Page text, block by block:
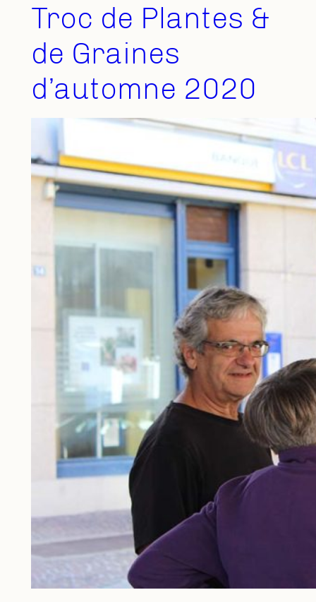
Troc de Plantes &
de Graines
d’automne 2020